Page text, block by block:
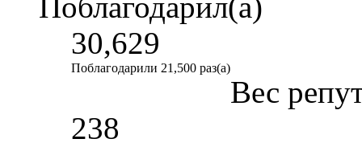
Поблагодарил(а)
30,629
Поблагодарили 21,500 раз(а)
Вес
238